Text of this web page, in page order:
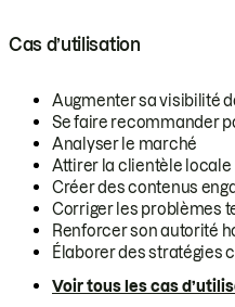
Cas d’utilisation
Augmenter sa visibilité
Se faire recommander
Analyser le marché
Attirer la clientèle locale
Créer des contenus
Corriger les problèmes
Renforcer son autorité
Élaborer des stratégies
Voir tous les cas